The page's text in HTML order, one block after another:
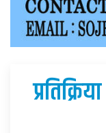
प्रतिक्रिया